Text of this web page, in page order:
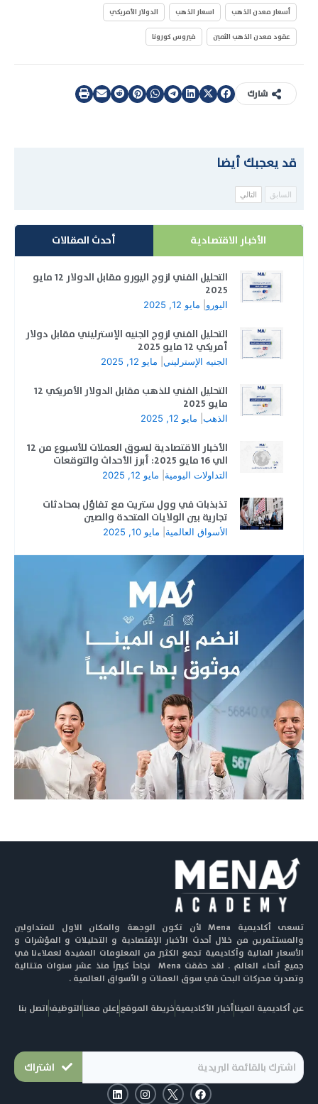
أسعار معدن الذهب اسعار الذهب الدولار الأمريكي
عقود معدن الذهب الثمين فيروس كورونا
شارك
قد يعجبك أيضا
السابق التالي
الأخبار الاقتصادية أحدث المقالات
التحليل الفني لزوج اليورو مقابل الدولار 12 مايو
2025
اليورو مايو 12, 2025
التحليل الفني لزوج الجنيه الإسترليني مقابل دولار
أمريكي 12 مايو 2025
الجنيه الإسترليني مايو 12, 2025
التحليل الفني للذهب مقابل الدولار الأمريكي 12
مايو 2025
الذهب مايو 12, 2025
الأخبار الاقتصادية لسوق العملات للأسبوع من 12
الي 16 مايو 2025: أبرز الأحداث والتوقعات
التداولات اليومية مايو 12, 2025
تذبذبات في وول ستريت مع تفاؤل بمحادثات
تجارية بين الولايات المتحدة والصين
الأسواق العالمية مايو 10, 2025
تسعى أكاديمية Mena لأن تكون الوجهة والمكان الاول للمتداولين
والمستثمرين من خلال أحدث الأخبار الإقتصادية و التحليلات و المؤشرات و
الأسعار المالية وأكاديمية تجمع الكثير من المعلومات المفيدة لعملاءنا في
جميع أنحاء العالم . لقد حققت Mena نجاحاً كبيراً منذ عشر سنوات متتالية
وتصدرت محركات البحث في سوق العملات و الأسواق العالمية .
عن أكاديمية الميناأخبار الأكاديميةخريطة الموقعإعلن معناالتوظيفاتصل بنا
اشتراك
F
a
I
n
L
i